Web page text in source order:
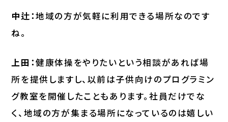
中辻：地域の方が気軽に利用できる場所なのです
ね。
上田：健康体操をやりたいという相談があれば場
所を提供しますし、以前は子供向けのプログラミン
グ教室を開催したこともあります。社員だけでな
く、地域の方が集まる場所になっているのは嬉しい